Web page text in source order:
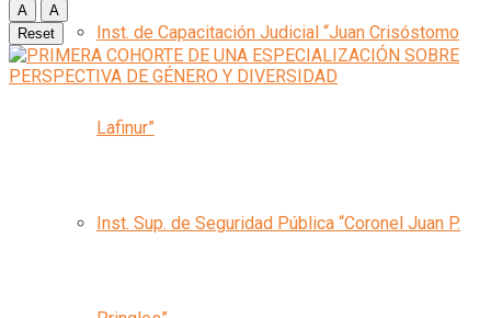
Inst. de Capacitación Judicial “Juan Crisóstomo
Lafinur”
Inst. Sup. de Seguridad Pública “Coronel Juan P.
A
A
Reset